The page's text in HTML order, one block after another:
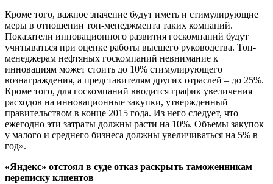
Кроме того, важное значение будут иметь и стимулирующие
меры в отношении топ-менеджмента таких компаний.
Показатели инновационного развития госкомпаний будут
учитываться при оценке работы высшего руководства. Топ-
менеджерам нефтяных госкомпаний невнимание к
инновациям может стоить до 10% стимулирующего
вознаграждения, а представителям других отраслей – до 25%.
Кроме того, для госкомпаний вводится график увеличения
расходов на инновационные закупки, утвержденный
правительством в конце 2015 года. Из него следует, что
ежегодно эти затраты должны расти на 10%. Объемы закупок
у малого и среднего бизнеса должны увеличиваться на 5% в
год».
«Яндекс» отстоял в суде отказ раскрыть таможенникам
переписку клиентов